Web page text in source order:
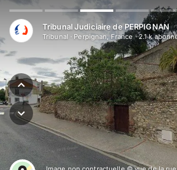
Tribunal Judiciaire de PERPIGNAN
Tribunal · Perpignan, France·2.1 k